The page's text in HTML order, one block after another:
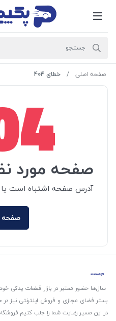
صفحه اصلی خطای 404
صفحه مورد
آدرس صفحه اشتباه است یا
صفحه
سال‌ها حضور معتبر در بازار قطعات یدکی
بستر فضای مجازی و فروش اینترنتی نیز
در این مسیر رضایت شما را جلب کنیم.